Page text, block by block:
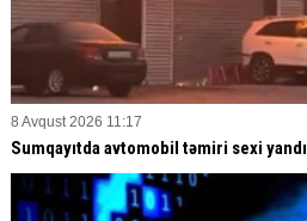
8 Avqust 2026 11:17
Sumqayıtda avtomobil təmiri sexi yandı